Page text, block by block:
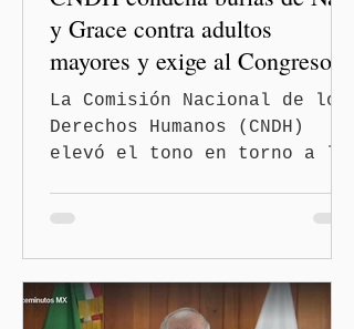
y Grace contra adultos
mayores y exige al Congreso
frenar discursos
discriminatorios
La Comisión Nacional de los
Derechos Humanos (CNDH)
elevó el tono en torno a la
Bojalil y Elvia Graciela
"Grace" Palomares Ramírez,
al considerar que los